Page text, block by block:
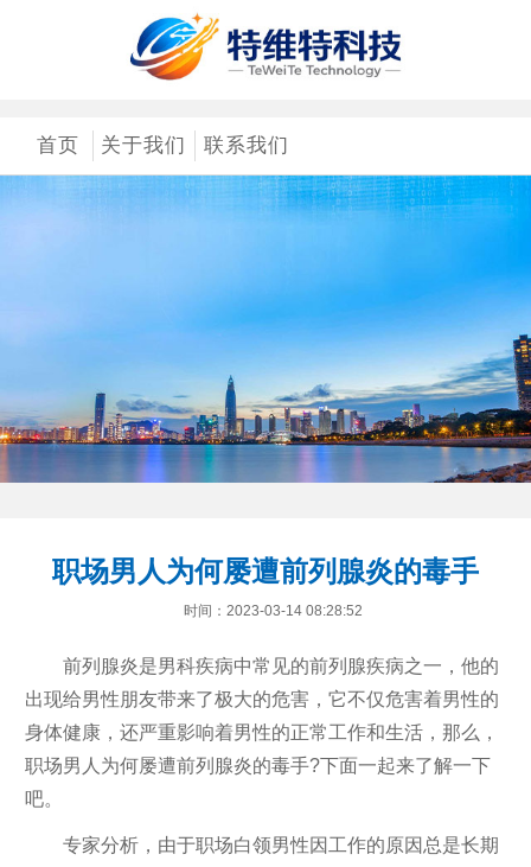
首页 关于我们 联系我们
职场男人为何屡遭前列腺炎的毒手
时间：2023-03-14 08:28:52
前列腺炎是男科疾病中常见的前列腺疾病之一，他的
出现给男性朋友带来了极大的危害，它不仅危害着男性的
身体健康，还严重影响着男性的正常工作和生活，那么，
职场男人为何屡遭前列腺炎的毒手?下面一起来了解一下
吧。
专家分析，由于职场白领男性因工作的原因总是长期